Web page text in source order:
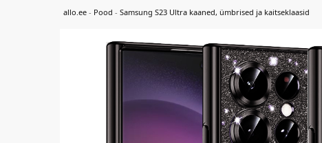
allo.ee - Pood -Samsung S23 Ultra kaaned, ümbrised ja kaitseklaasid